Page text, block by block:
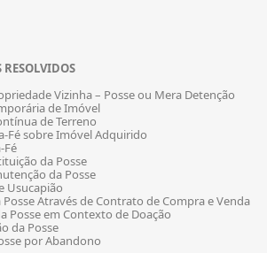
RESOLVIDOS
Vizinha – Posse ou Mera Detenção
de Imóvel
de Terreno
Fé sobre Imóvel Adquirido
Fé
da Posse
da Posse
Usucapião
Posse Através de Contrato de Compra e Venda
Posse em Contexto de Doação
da Posse
por Abandono